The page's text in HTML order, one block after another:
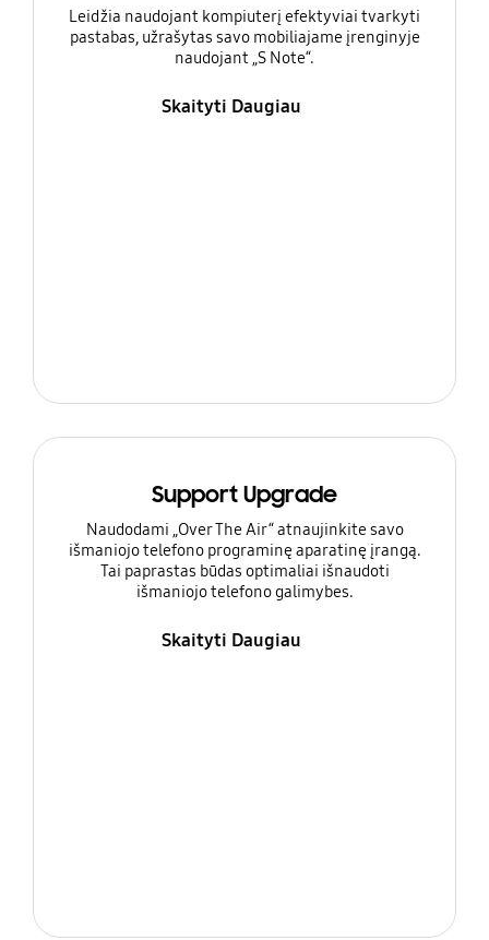
Leidžia naudojant kompiuterį efektyviai tvarkyti
pastabas, užrašytas savo mobiliajame įrenginyje
naudojant „S Note“.
Skaityti Daugiau
Support Upgrade
Naudodami „Over The Air“ atnaujinkite savo
išmaniojo telefono programinę aparatinę įrangą.
Tai paprastas būdas optimaliai išnaudoti
išmaniojo telefono galimybes.
Skaityti Daugiau